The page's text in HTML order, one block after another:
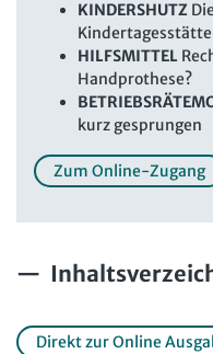
JAV-Praxis online
Presse Interne
Datenschutz
Erklärung zur
Verlag
KINDERSHUTZ
HILFSMITTEL
Handprothese?
kurz gesprungen
Zum Online-Zugang
Direkt zur Online